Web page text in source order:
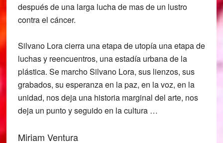
después de una larga lucha de mas de un lustro
contra el cáncer.
Silvano Lora cierra una etapa de utopía una etapa de
luchas y reencuentros, una estadía urbana de la
plástica. Se marcho Silvano Lora, sus lienzos, sus
grabados, su esperanza en la paz, en la voz, en la
unidad, nos deja una historia marginal del arte, nos
deja un punto y seguido en la cultura …
Miriam Ventura